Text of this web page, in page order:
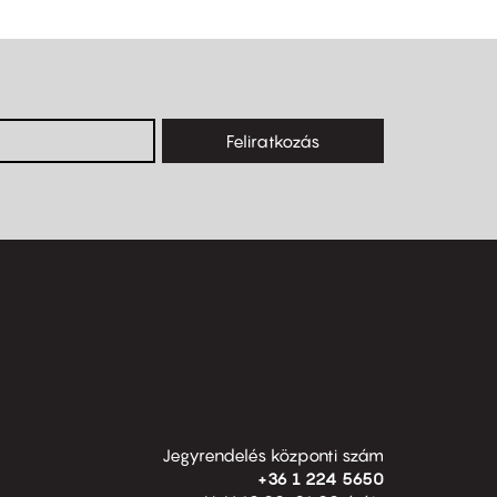
Feliratkozás
Jegyrendelés központi szám
+36 1 224 5650